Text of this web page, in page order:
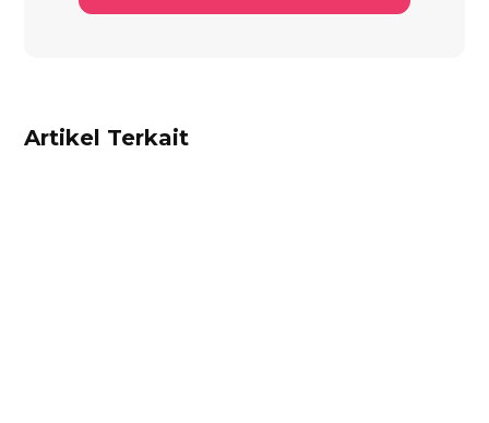
Artikel Terkait